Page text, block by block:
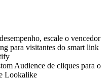
escale o vencedor
para visitantes do smart link
Audience de cliques para o
Lookalike